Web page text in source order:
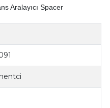
Aralayıcı Spacer